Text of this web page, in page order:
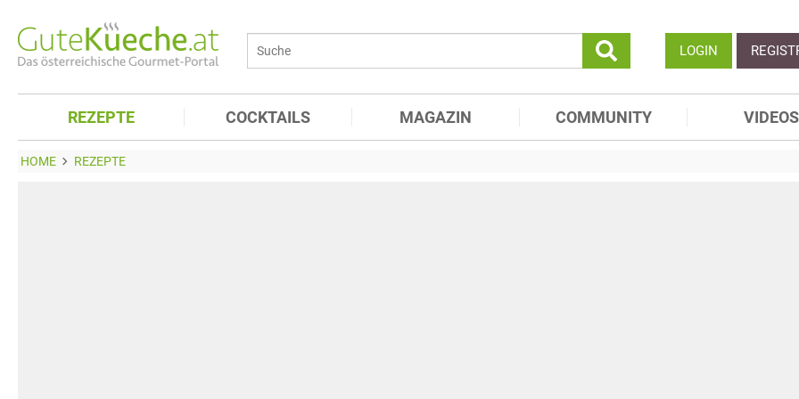
LOGIN
REZEPTE COCKTAILS MAGAZIN COMMUNITY VIDEOS
HOME REZEPTE